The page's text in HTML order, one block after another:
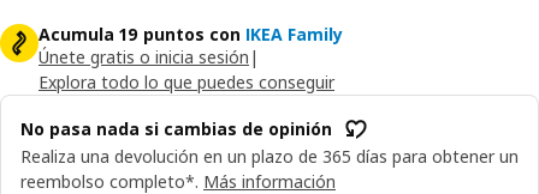
Acumula 19 puntos con IKEA Family
Únete gratis o inicia sesión |
Explora todo lo que puedes conseguir
No pasa nada si cambias de opinión
Realiza una devolución en un plazo de 365 días para obtener un
reembolso completo*. Más información